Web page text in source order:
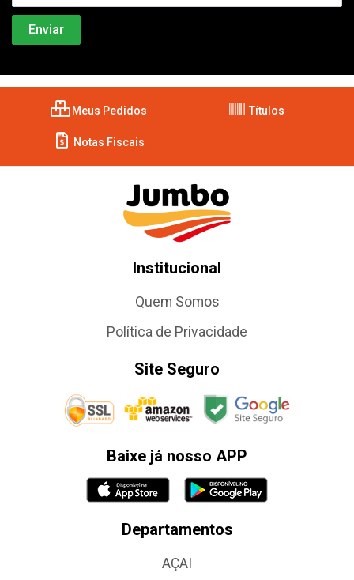
Meus Pedidos Títulos
Notas Fiscais
Institucional
Quem Somos
Política de Privacidade
Site Seguro
Baixe já nosso APP
Departamentos
AÇAI